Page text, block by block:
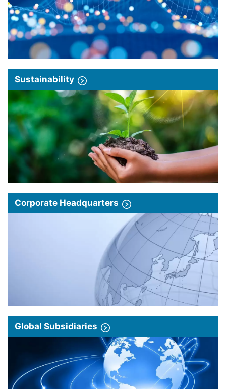
Sustainability
Corporate Headquarters
Global Subsidiaries